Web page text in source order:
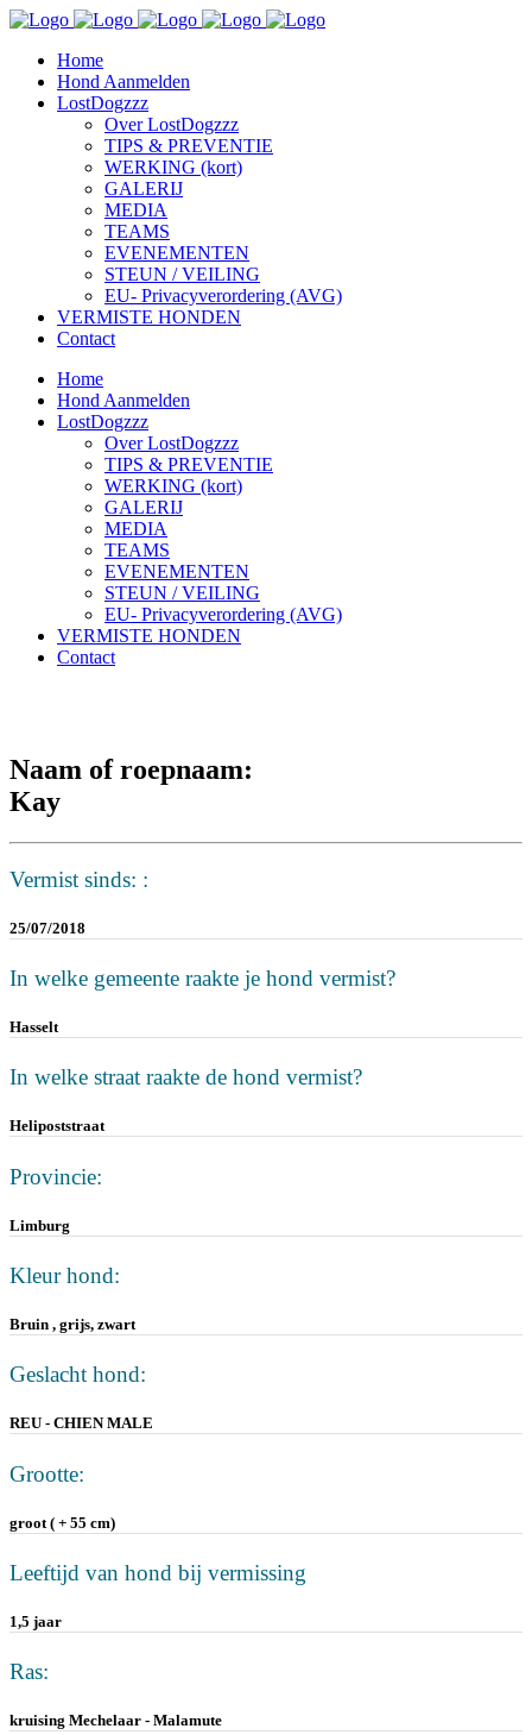
Home
Hond Aanmelden
LostDogzzz
Over LostDogzzz
TIPS & PREVENTIE
WERKING (kort)
GALERIJ
MEDIA
TEAMS
EVENEMENTEN
STEUN / VEILING
EU- Privacyverordering (AVG)
VERMISTE HONDEN
Contact
Home
Hond Aanmelden
LostDogzzz
Over LostDogzzz
TIPS & PREVENTIE
WERKING (kort)
GALERIJ
MEDIA
TEAMS
EVENEMENTEN
STEUN / VEILING
EU- Privacyverordering (AVG)
VERMISTE HONDEN
Contact
Naam of roepnaam:
Kay
Vermist sinds: :
25/07/2018
In welke gemeente raakte je hond vermist?
Hasselt
In welke straat raakte de hond vermist?
Helipoststraat
Provincie:
Limburg
Kleur hond:
Bruin , grijs, zwart
Geslacht hond:
REU - CHIEN MALE
Grootte:
groot ( + 55 cm)
Leeftijd van hond bij vermissing
1,5 jaar
Ras:
kruising Mechelaar - Malamute